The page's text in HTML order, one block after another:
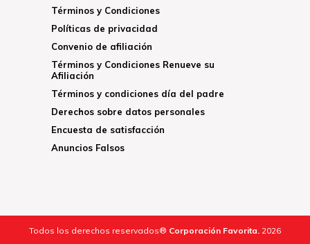
Términos y Condiciones
Políticas de privacidad
Convenio de afiliación
Términos y Condiciones Renueve su
Afiliación
Términos y condiciones día del padre
Derechos sobre datos personales
Encuesta de satisfacción
Anuncios Falsos
Todos los derechos reservados® Corporación Favorita. 2026